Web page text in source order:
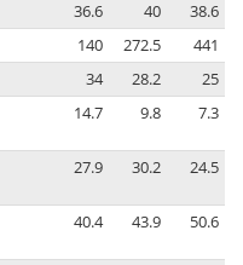
36.6 40
38.6
140 272.5
441
34 28.2
25
14.7 9.8 7.3
27.9 30.2 24.5
40.4 43.9 50.6